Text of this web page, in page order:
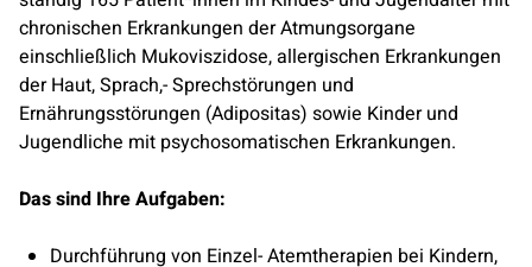
chronischen Erkrankungen der Atmungsorgane
einschließlich Mukoviszidose, allergischen Erkrankungen
der Haut, Sprach,- Sprechstörungen und
Ernährungsstörungen (Adipositas) sowie Kinder und
Jugendliche mit psychosomatischen Erkrankungen.
Das sind Ihre Aufgaben:
Durchführung von Einzel- Atemtherapien bei Kindern,